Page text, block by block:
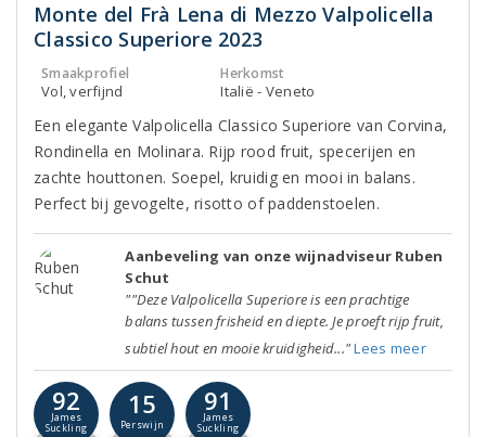
Monte del Frà Lena di Mezzo Valpolicella
Classico Superiore 2023
Smaakprofiel
Vol, verfijnd
Herkomst
Italië - Veneto
Een elegante Valpolicella Classico Superiore van Corvina,
Rondinella en Molinara. Rijp rood fruit, specerijen en
zachte houttonen. Soepel, kruidig en mooi in balans.
Perfect bij gevogelte, risotto of paddenstoelen.
Aanbeveling van onze wijnadviseur Ruben
Schut
""Deze Valpolicella Superiore is een prachtige
balans tussen frisheid en diepte. Je proeft rijp fruit,
subtiel hout en mooie kruidigheid..."Lees meer
92
James
Suckling
15
Perswijn
91
James
Suckling